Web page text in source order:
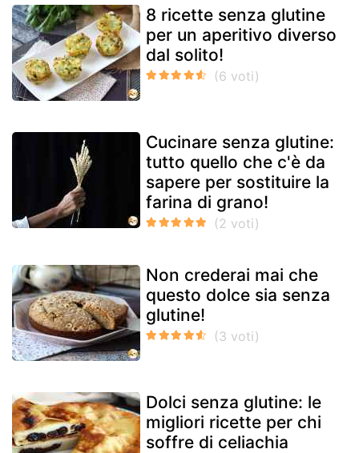
8 ricette senza glutine
per un aperitivo diverso
dal solito!
Cucinare senza glutine:
tutto quello che c'è da
sapere per sostituire la
farina di grano!
Non crederai mai che
questo dolce sia senza
glutine!
Dolci senza glutine: le
migliori ricette per chi
soffre di celiachia